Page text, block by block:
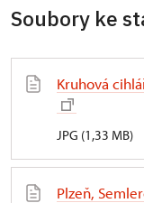
Soubory ke
Kruhová
JPG (1,33 MB)
Plzeň,